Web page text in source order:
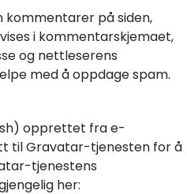
kommentarer på siden,
i kommentarskjemaet,
og nettleserens
med å oppdage spam.
opprettet fra e-
til Gravatar-tjenesten for å
tjenestens
her: